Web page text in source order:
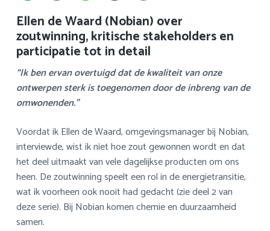
Ellen de Waard (Nobian) over
zoutwinning, kritische stakeholders en
participatie tot in detail
“Ik ben ervan overtuigd dat de kwaliteit van onze
ontwerpen sterk is toegenomen door de inbreng van de
omwonenden.”
Voordat ik Ellen de Waard, omgevingsmanager bij Nobian,
interviewde, wist ik niet hoe zout gewonnen wordt en dat
het deel uitmaakt van vele dagelijkse producten om ons
heen. De zoutwinning speelt een rol in de energietransitie,
wat ik voorheen ook nooit had gedacht (zie deel 2 van
deze serie). Bij Nobian komen chemie en duurzaamheid
samen.